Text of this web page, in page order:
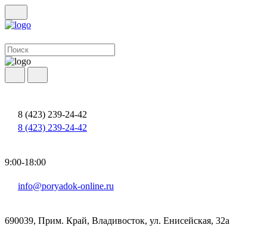
8 (423) 239-24-42
8 (423) 239-24-42
9:00-18:00
info@poryadok-online.ru
690039, Прим. Край, Владивосток, ул. Енисейская, 32а